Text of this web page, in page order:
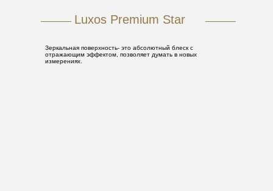
Luxos Premium Star
Зеркальная поверхность- это абсолютный блеск с
отражающим эффектом, позволяет думать в новых
измерениях.